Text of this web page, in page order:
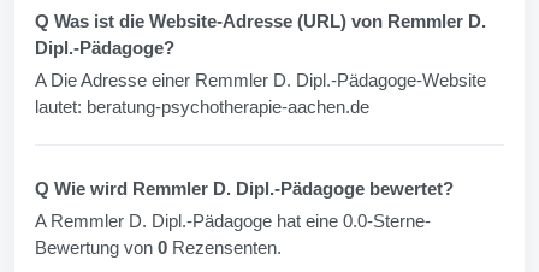
Q Was ist die Website-Adresse (URL) von Remmler D.
Dipl.-Pädagoge?
A Die Adresse einer Remmler D. Dipl.-Pädagoge-Website
lautet: beratung-psychotherapie-aachen.de
Q Wie wird Remmler D. Dipl.-Pädagoge bewertet?
A Remmler D. Dipl.-Pädagoge hat eine 0.0-Sterne-
Bewertung von 0 Rezensenten.